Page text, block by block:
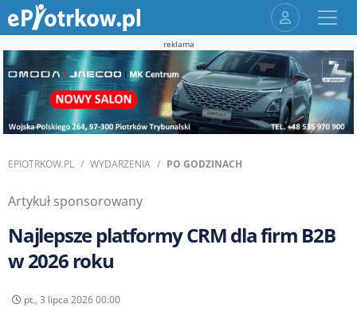
reklama
EPIOTRKOW.PL WYDARZENIA PO GODZINACH
Artykuł sponsorowany
Najlepsze platformy CRM dla firm B2B
w 2026 roku
pt., 3 lipca 2026 00:00